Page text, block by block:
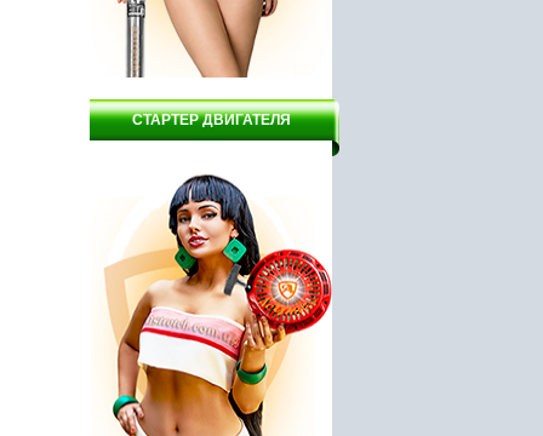
2165 руб.
СТАРТЕР ДВИГАТЕЛЯ